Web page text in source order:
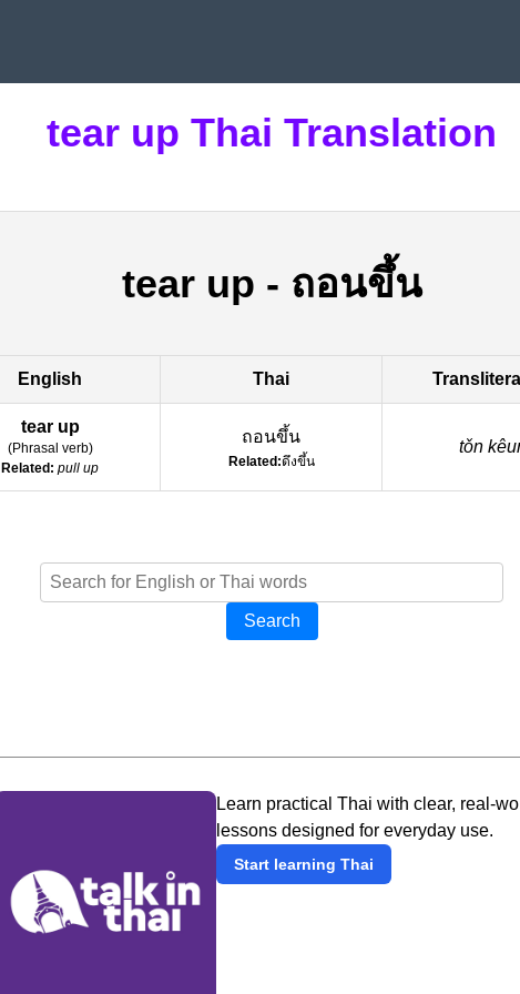
tear up Thai Translation
tear up - ถอนขึ้น
English Thai
tear up
(Phrasal verb)
Related: pull up
ถอนขึ้น
Related:ดึงขึ้น
tǒn
Search
Learn practical Thai with clear, real-
lessons designed for everyday use.
Start learning Thai